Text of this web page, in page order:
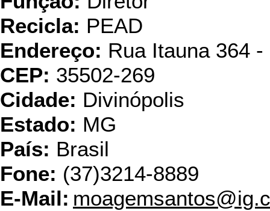
Recicla: PEAD
Endereço: Rua Itauna 364 -
CEP: 35502-269
Cidade: Divinópolis
Estado: MG
País: Brasil
Fone: (37)3214-8889
E-Mail: